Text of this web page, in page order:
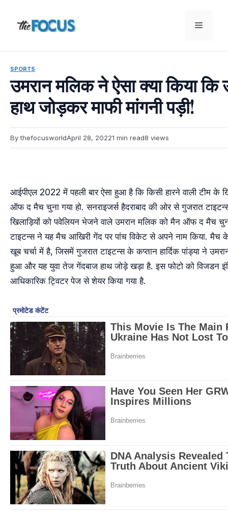
content
Menu
SPORTS
उमरान मलिक ने ऐसा क्या किया कि
हाथ जोड़कर माफी मांगनी पड़ी!
By thefocusworldApril 28, 20221 min read8 views
आईपीएल 2022 में पहली बार ऐसा हुआ है कि किसी हारने वाली टीम के
ऑफ द मैच चुना गया हो. सनराइजर्स हैदराबाद की ओर से गुजरात
खिलाड़ियों को पवेलियन भेजने वाले उमरान मलिक को मैन ऑफ द मैच
टाइटन्स ने यह मैच आखिरी गेंद पर पांच विकेट से अपने नाम किया. मैच
खूब चर्चा में है, जिसमें गुजरात टाइटन्स के कप्तान हार्दिक पांड्या ने
हुआ और यह युवा तेज गेंदबाज हाथ जोड़े खड़ा है. इस फोटो को विजडन
आधिकारिक ट्विटर पेज से शेयर किया गया है.